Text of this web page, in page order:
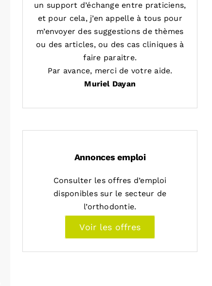
un support d’échange entre praticiens,
et pour cela, j’en appelle à tous pour
m’envoyer des suggestions de thèmes
ou des articles, ou des cas cliniques à
faire paraitre.
Par avance, merci de votre aide.
Muriel Dayan
Annonces emploi
Consulter les offres d’emploi
disponibles sur le secteur de
l’orthodontie.
Voir les offres